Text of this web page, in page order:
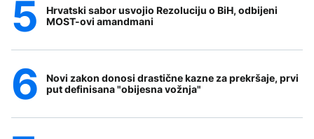
Hrvatski sabor usvojio Rezoluciju o BiH, odbijeni
MOST-ovi amandmani
Novi zakon donosi drastične kazne za prekršaje, prvi
put definisana "obijesna vožnja"